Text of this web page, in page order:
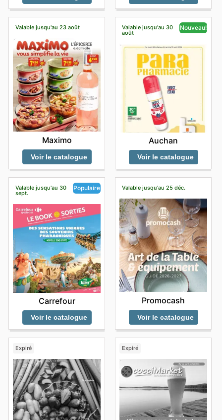
Valable jusqu'au 23 août
Maximo
Voir le catalogue
Valable jusqu'au 30
août
Nouveau!
Auchan
Voir le catalogue
Valable jusqu'au 30
sept.
Populaire
Carrefour
Voir le catalogue
Valable jusqu'au 25 déc.
Promocash
Voir le catalogue
Expiré Expiré